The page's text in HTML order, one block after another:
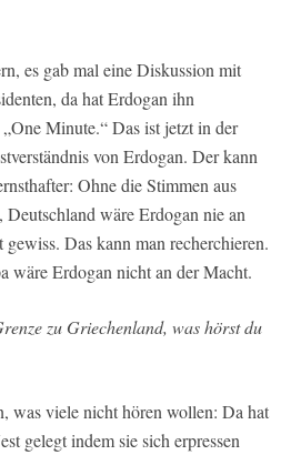
es gab mal eine Diskussion mit
da hat Erdogan ihn
Minute.“ Das ist jetzt in der
von Erdogan. Der kann
Ohne die Stimmen aus
wäre Erdogan nie an
Das kann man recherchieren.
wäre Erdogan nicht an der Macht.
zu Griechenland, was hörst du
was viele nicht hören wollen: Da hat
gelegt indem sie sich erpressen